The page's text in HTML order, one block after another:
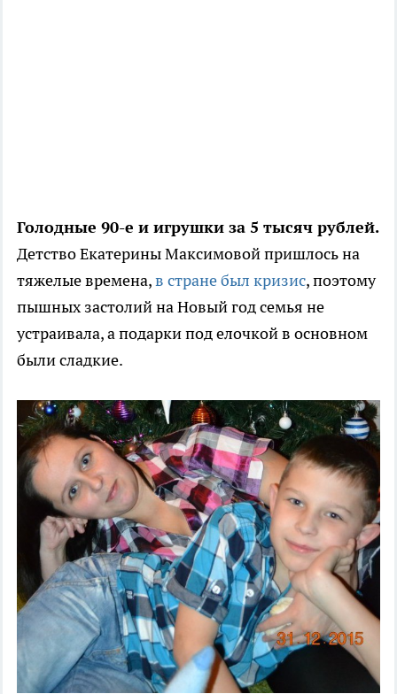
Голодные 90-е и игрушки за 5 тысяч рублей.
Детство Екатерины Максимовой пришлось на
тяжелые времена,в стране был кризис, поэтому
пышных застолий на Новый год семья не
устраивала, а подарки под елочкой в основном
были сладкие.